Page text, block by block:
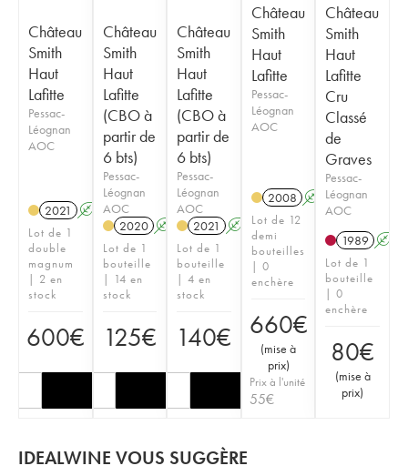
Château
Smith
Haut
Lafitte
Pessac-
Léognan
AOC
2021 A T
Lot de 1
double
magnum
| 2 en
stock
600€
Château
Smith
Haut
Lafitte
(CBO à
partir de
6 bts)
Pessac-
Léognan
AOC
2020 A T
Lot de 1
bouteille
| 14 en
stock
125€
Château
Smith
Haut
Lafitte
(CBO à
partir de
6 bts)
Pessac-
Léognan
AOC
2021
A T
Lot de 1
bouteille
| 4 en
stock
140€
Château
Smith
Haut
Lafitte
Pessac-
Léognan
AOC
2008 A T
Lot de 12
demi
bouteilles
| 0
enchère
660€
(mise à
prix)
Prix à l'unité
55€
Château
Smith
Haut
Lafitte
Cru
Classé
de
Graves
Pessac-
Léognan
AOC
1989 A
Lot de 1
bouteille
| 0
enchère
80€
(mise à
prix)
IDEALWINE VOUS SUGGÈRE